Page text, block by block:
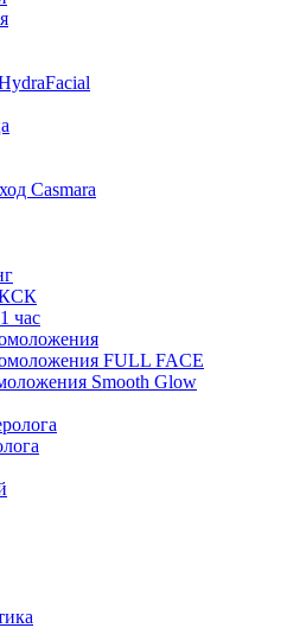
Сasmara
КСК
час
FULL FACE
Smooth Glow